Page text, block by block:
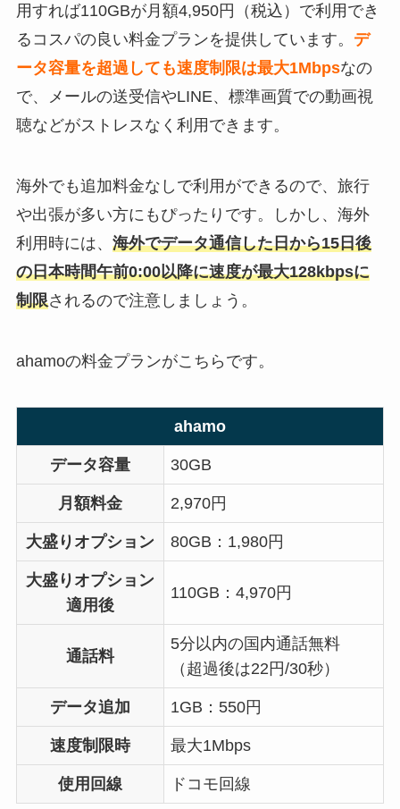
用すれば110GBが月額4,950円（税込）で利用でき
るコスパの良い料金プランを提供しています。 デ
ータ容量を超過しても速度制限は最大1Mbpsなの
で、メールの送受信やLINE、標準画質での動画視
聴などがストレスなく利用できます。
海外でも追加料金なしで利用ができるので、旅行
や出張が多い方にもぴったりです。しかし、海外
利用時には、 海外でデータ通信した日から15日後
の日本時間午前0:00以降に速度が最大128kbpsに
制限されるので注意しましょう。
ahamoの料金プランがこちらです。
ahamo
データ容量 30GB
月額料金 2,970円
大盛りオプション 80GB：1,980円
大盛りオプション
適用後
110GB：4,970円
通話料
5分以内の国内通話無料
（超過後は22円/30秒）
データ追加 1GB：550円
速度制限時 最大1Mbps
使用回線 ドコモ回線